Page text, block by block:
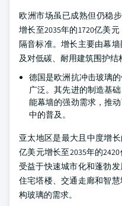
欧洲市场虽已成熟但仍稳
增长至2035年的1720亿美
隔音标准。增长主要由幕
及对低碳、耐用建筑围护结
德国是欧洲抗冲击玻璃
广泛。其先进的制造基
能幕墙的强劲需求，推
中的普及。
亚太地区是最大且中度增
亿美元增长至2035年的
受益于快速城市化和蓬勃
住宅塔楼、交通走廊和智
构玻璃的需求。